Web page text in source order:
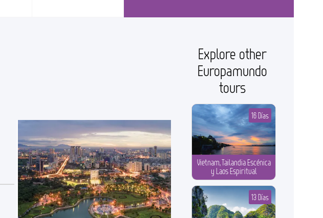
Explore other
Europamundo
tours
Vietnam, Tailandia Escénica
y Laos Espiritual
16 Días
13 Días